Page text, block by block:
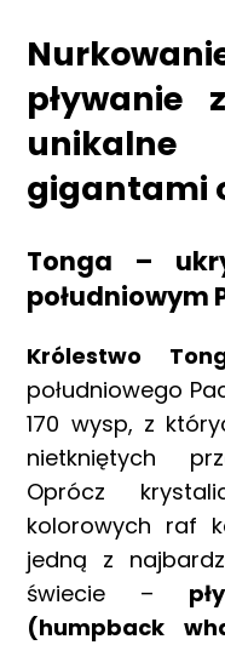
pływanie
gigantami
Tonga –
południowym
Królestwo
południowego
170 wysp, z
nietkniętych
Oprócz
kolorowych raf
jedną z
świecie –
(humpback